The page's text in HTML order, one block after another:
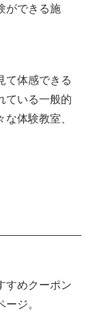
ができる施
て体感できる
ている一般的
体験教室、
すめクーポン
ジ。